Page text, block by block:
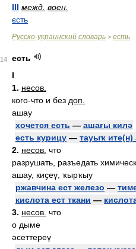
III межд. воен.
єсть
Русско-украинский словарь > есть
14
есть
I
1. несов.
кого-что и без доп.
ашау
хочется есть — ашағы килә
есть курицу — тауыҡ ите(н)
2. несов. что
разрушать, разъедать
ашау, киҫеү, ҡырҡыу
ржавчина ест железо —
кислота ест ткани —
3. несов. что
о дыме
әсеттереү